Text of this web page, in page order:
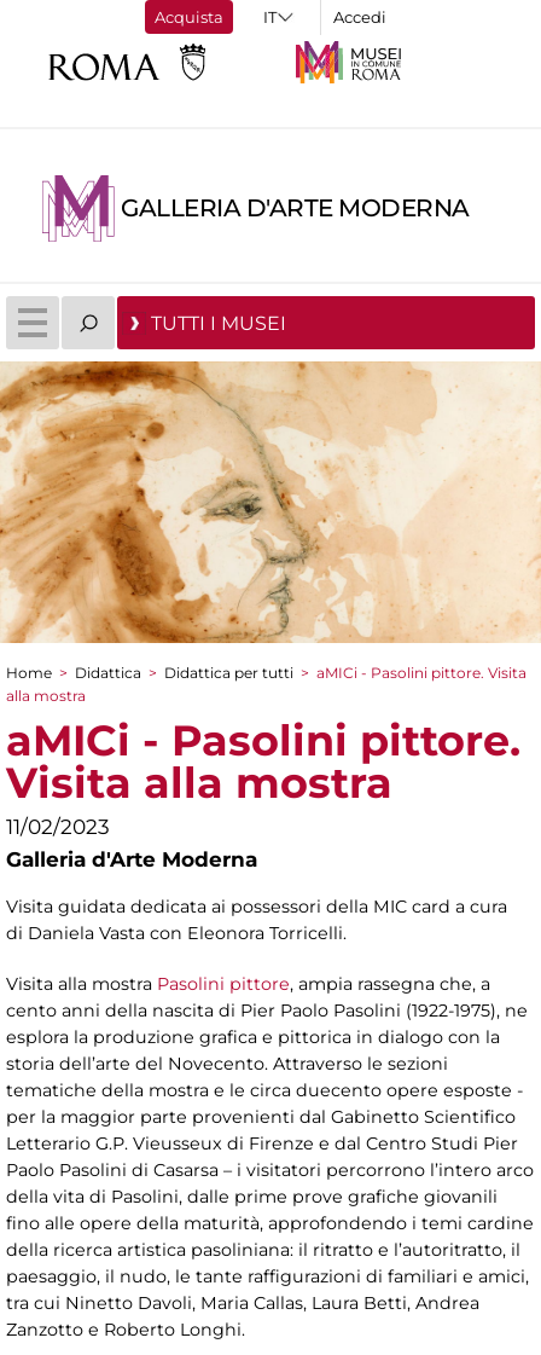
Acquista Accedi
GALLERIA D'ARTE MODERNA
TUTTI I MUSEI
Tu sei qui
Home > Didattica > Didattica per tutti > aMICi - Pasolini pittore. Visita
alla mostra
aMICi - Pasolini pittore.
Visita alla mostra
11/02/2023
Galleria d'Arte Moderna
Visita guidata dedicata ai possessori della MIC card a cura
di Daniela Vasta con Eleonora Torricelli.
Visita alla mostra Pasolini pittore, ampia rassegna che, a
cento anni della nascita di Pier Paolo Pasolini (1922-1975), ne
esplora la produzione grafica e pittorica in dialogo con la
storia dell’arte del Novecento. Attraverso le sezioni
tematiche della mostra e le circa duecento opere esposte -
per la maggior parte provenienti dal Gabinetto Scientifico
Letterario G.P. Vieusseux di Firenze e dal Centro Studi Pier
Paolo Pasolini di Casarsa – i visitatori percorrono l’intero arco
della vita di Pasolini, dalle prime prove grafiche giovanili
fino alle opere della maturità, approfondendo i temi cardine
della ricerca artistica pasoliniana: il ritratto e l’autoritratto, il
paesaggio, il nudo, le tante raffigurazioni di familiari e amici,
tra cui Ninetto Davoli, Maria Callas, Laura Betti, Andrea
Zanzotto e Roberto Longhi.